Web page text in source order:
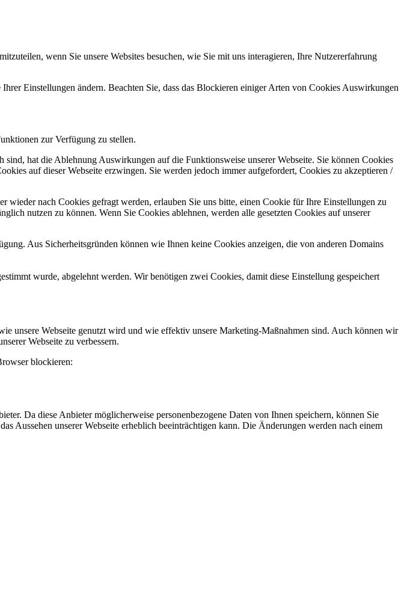
wenn Sie unsere Websites besuchen, wie Sie mit uns interagieren, Ihre Nutzererfahrung
Einstellungen ändern. Beachten Sie, dass das Blockieren einiger Arten von Cookies Auswirkungen
zur Verfügung zu stellen.
hat die Ablehnung Auswirkungen auf die Funktionsweise unserer Webseite. Sie können Cookies
auf dieser Webseite erzwingen. Sie werden jedoch immer aufgefordert, Cookies zu akzeptieren /
nach Cookies gefragt werden, erlauben Sie uns bitte, einen Cookie für Ihre Einstellungen zu
nutzen zu können. Wenn Sie Cookies ablehnen, werden alle gesetzten Cookies auf unserer
Aus Sicherheitsgründen können wie Ihnen keine Cookies anzeigen, die von anderen Domains
wurde, abgelehnt werden. Wir benötigen zwei Cookies, damit diese Einstellung gespeichert
unsere Webseite genutzt wird und wie effektiv unsere Marketing-Maßnahmen sind. Auch können wir
Webseite zu verbessern.
blockieren:
Da diese Anbieter möglicherweise personenbezogene Daten von Ihnen speichern, können Sie
Aussehen unserer Webseite erheblich beeinträchtigen kann. Die Änderungen werden nach einem